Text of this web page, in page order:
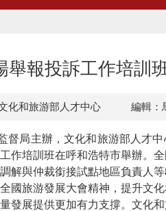
舉報投訴工作培訓
化和旅游部人才中心 編輯：
局主辦，文化和旅游部人才中
作培訓班在呼和浩特市舉辦。
與仲裁銜接試點地區負責人等
旅游發展大會精神，提升文化
發展提供更加有力支撐。文化